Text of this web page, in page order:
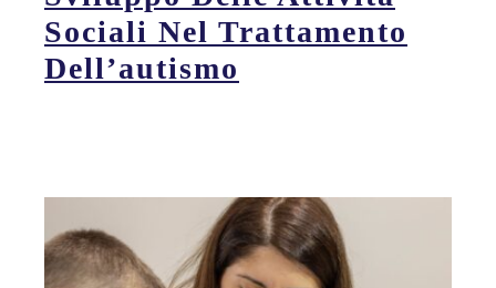
Sociali Nel Trattamento
Dell’autismo